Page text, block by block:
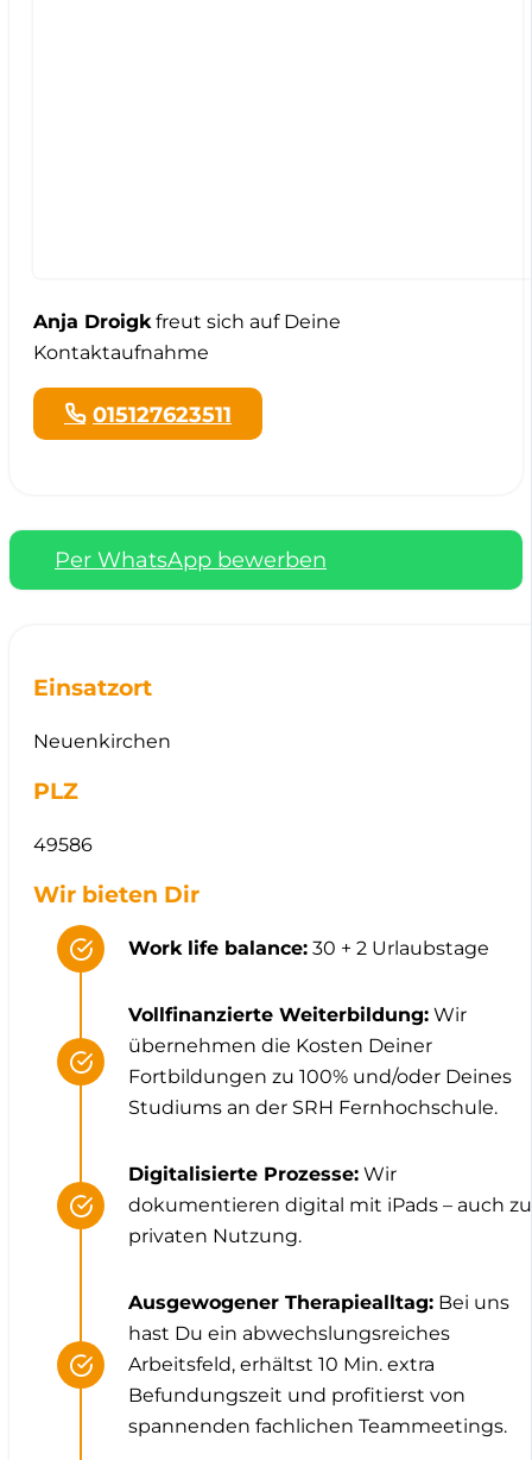
Anja Droigkfreut sich auf Deine
Kontaktaufnahme
015127623511
Per WhatsApp bewerben
Einsatzort
Neuenkirchen
PLZ
49586
Wir bieten Dir
Work life balance: 30 + 2 Urlaubstage
Vollfinanzierte Weiterbildung: Wir
übernehmen die Kosten Deiner
Fortbildungen zu 100% und/oder Deines
Studiums an der SRH Fernhochschule.
Digitalisierte Prozesse: Wir
dokumentieren digital mit iPads – auch
privaten Nutzung.
Ausgewogener Therapiealltag: Bei uns
hast Du ein abwechslungsreiches
Arbeitsfeld, erhältst 10 Min. extra
Befundungszeit und profitierst von
spannenden fachlichen Teammeetings.